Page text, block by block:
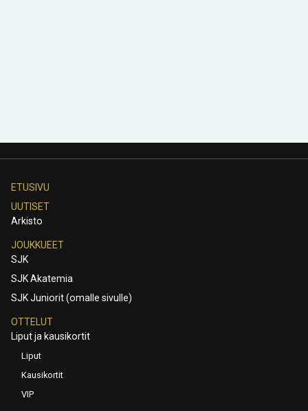
ETUSIVU
UUTISET
Arkisto
JOUKKUEET
SJK
SJK Akatemia
SJK Juniorit (omalle sivulle)
OTTELUT
Liput ja kausikortit
Liput
Kausikortit
VIP